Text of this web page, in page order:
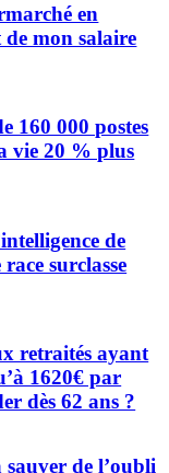
en
de mon salaire
160 000 postes
vie 20 % plus
de
surclasse
retraités ayant
1620€ par
dès 62 ans ?
de l’oubli